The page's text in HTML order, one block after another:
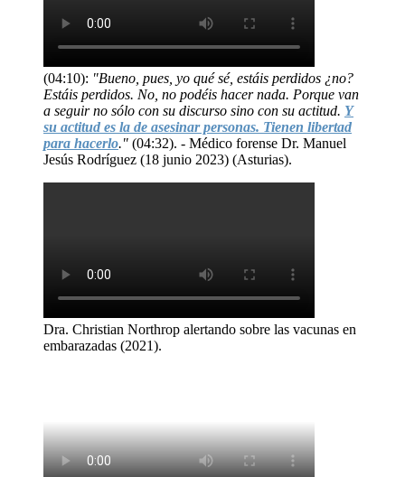
(04:10): "Bueno, pues, yo qué sé, estáis perdidos ¿no?
Estáis perdidos. No, no podéis hacer nada. Porque van
a seguir no sólo con su discurso sino con su actitud. Y
su actitud es la de asesinar personas. Tienen libertad
para hacerlo." (04:32). - Médico forense Dr. Manuel
Jesús Rodríguez (18 junio 2023) (Asturias).
Dra. Christian Northrop alertando sobre las vacunas en
embarazadas (2021).